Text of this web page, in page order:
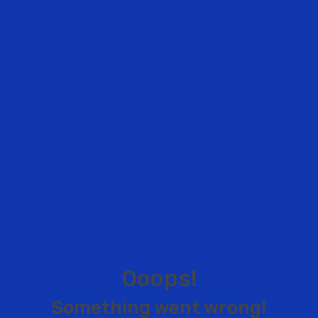
Ooops!
Something went wrong!